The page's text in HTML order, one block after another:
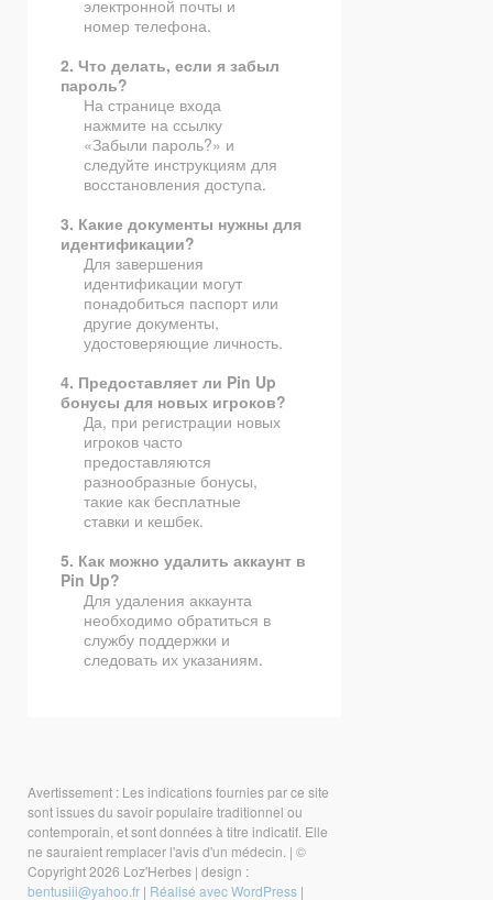
электронной почты и
номер телефона.
2. Что делать, если я забыл
пароль?
На странице входа
нажмите на ссылку
«Забыли пароль?» и
следуйте инструкциям для
восстановления доступа.
3. Какие документы нужны для
идентификации?
Для завершения
идентификации могут
понадобиться паспорт или
другие документы,
удостоверяющие личность.
4. Предоставляет ли Pin Up
бонусы для новых игроков?
Да, при регистрации новых
игроков часто
предоставляются
разнообразные бонусы,
такие как бесплатные
ставки и кешбек.
5. Как можно удалить аккаунт в
Pin Up?
Для удаления аккаунта
необходимо обратиться в
службу поддержки и
следовать их указаниям.
Avertissement : Les indications fournies par ce site
sont issues du savoir populaire traditionnel ou
contemporain, et sont données à titre indicatif. Elle
ne sauraient remplacer l'avis d'un médecin. | ©
Copyright 2026 Loz'Herbes | design :
bentusiii@yahoo.fr | Réalisé avec WordPress |